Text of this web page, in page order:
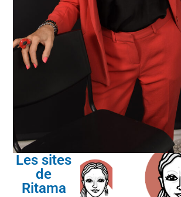
Les sites
de
Ritama